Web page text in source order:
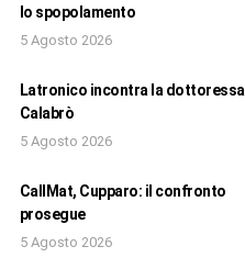
lo spopolamento
5 Agosto 2026
Latronico incontra la dottoressa
Calabrò
5 Agosto 2026
CallMat, Cupparo: il confronto
prosegue
5 Agosto 2026